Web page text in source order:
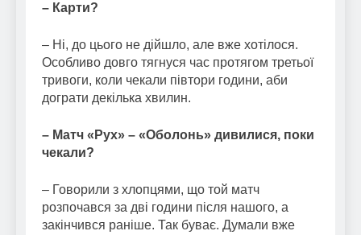
– Карти?
– Ні, до цього не дійшло, але вже хотілося.
Особливо довго тягнуся час протягом третьої
тривоги, коли чекали півтори години, аби
дограти декілька хвилин.
– Матч «Рух» – «Оболонь» дивилися, поки
чекали?
– Говорили з хлопцями, що той матч
розпочався за дві години після нашого, а
закінчився раніше. Так буває. Думали вже